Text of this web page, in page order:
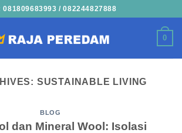
081809683993 / 082244827888
0
SUSTAINABLE LIVING
BLOG
dan Mineral Wool: Isolasi